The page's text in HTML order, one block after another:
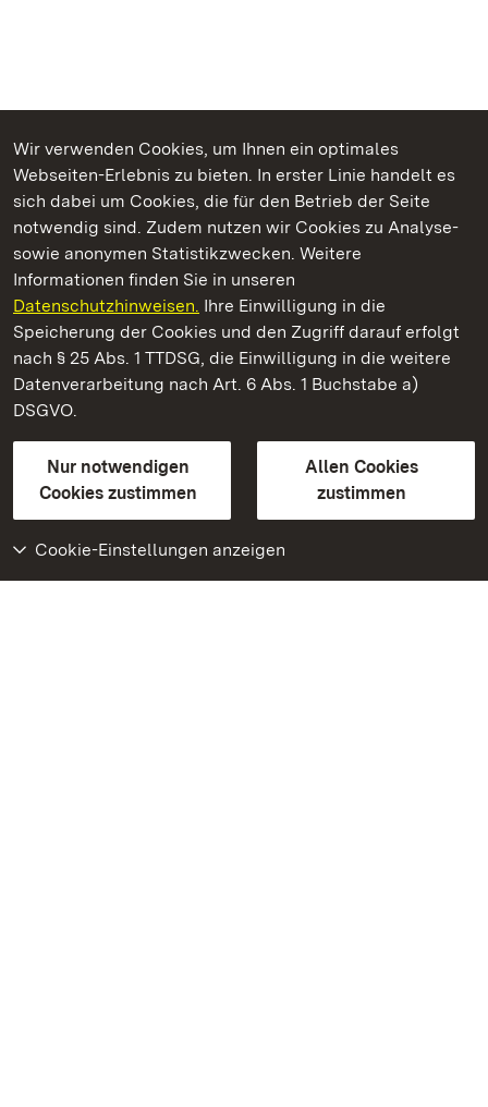
Wir verwenden Cookies, um Ihnen ein optimales
Webseiten-Erlebnis zu bieten. In erster Linie handelt es
sich dabei um Cookies, die für den Betrieb der Seite
notwendig sind. Zudem nutzen wir Cookies zu Analyse-
sowie anonymen Statistikzwecken. Weitere
Informationen finden Sie in unseren
Datenschutzhinweisen. Ihre Einwilligung in die
Speicherung der Cookies und den Zugriff darauf erfolgt
nach § 25 Abs. 1 TTDSG, die Einwilligung in die weitere
Datenverarbeitung nach Art. 6 Abs. 1 Buchstabe a)
DSGVO.
Nur notwendigen
Cookies zustimmen
Allen Cookies
zustimmen
Cookie-Einstellungen anzeigen
Kommen. Staunen. Genießen.
Residenzschloss Mergentheim
Staatliche Schlösser und Gärten Baden-Württemberg
Kontakt
GebärdenspracheLeichte Sprache
Erklärung zur Barrierefreiheit
BITV-konform (geprüfte Seiten)
Weiteres